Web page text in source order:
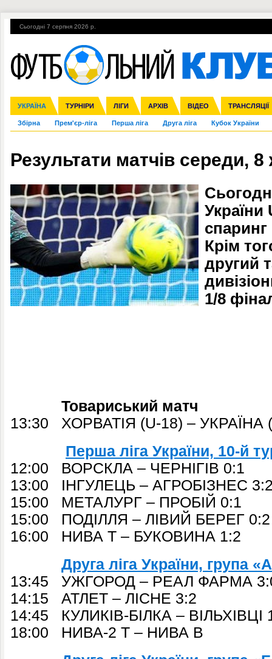
Сьогодні 7 серпня 2026 р.
УКРАЇНА ТУРНІРИ ЛІГИ АРХІВ ВІДЕО ТРАНСЛЯЦІЇ
Збірна Прем'єр-ліга Перша ліга Друга ліга Кубок України
Ліга чемпіонів Ліга Європи Міжнародні Ліга націй Ліга
Англія Іспанія Італія Німеччина Франція Інші
ЧС-2014 ЄВРО-2016 Росія Кубок конфедерацій ЧЄ-2015 (U-
Гарячі теми УПЛ, 1-й тур ВІЙНА УПЛ-ПЕРЕХОДИ
Результати матчів середи,
спаринг
Крім
другий
1/8
Товариський матч
13:30 ХОРВАТІЯ (U-18) – УКРАЇНА
Перша ліга України, 10-й
12:00 ВОРСКЛА – ЧЕРНІГІВ 0:1
13:00 ІНГУЛЕЦЬ – АГРОБІЗНЕС
15:00 МЕТАЛУРГ – ПРОБІЙ 0:1
15:00 ПОДІЛЛЯ – ЛІВИЙ БЕРЕГ 0:2
16:00 НИВА Т – БУКОВИНА 1:2
Друга ліга України, група
13:45 УЖГОРОД – РЕАЛ ФАРМА
14:15 АТЛЕТ – ЛІСНЕ 3:2
14:45 КУЛИКІВ-БІЛКА – ВІЛЬХІВЦІ
18:00 НИВА-2 Т – НИВА В